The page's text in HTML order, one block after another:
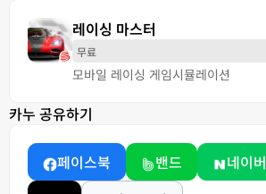
레이싱 마스터
무료
모바일 레이싱 게임시뮬레이션
카누 공유하기
페이스북 밴드 네이버